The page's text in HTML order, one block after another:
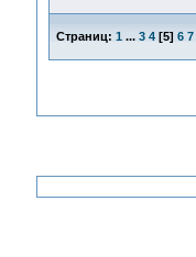
Страниц: 1 ... 3 4[5] 6 7